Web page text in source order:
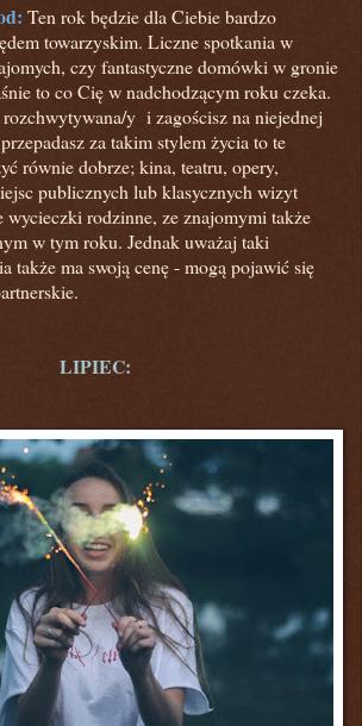
Ten rok będzie dla Ciebie bardzo
towarzyskim. Liczne spotkania w
czy fantastyczne domówki w gronie
to co Cię w nadchodzącym roku czeka.
y i zagościszna niejednej
za takim stylem życia to te
równie dobrze; kina, teatru, opery,
publicznych lub klasycznych wizyt
wycieczki rodzinne, ze znajomymi także
w tym roku. Jednak uważaj taki
także ma swoją cenę -mogą pojawić się
LIPIEC: